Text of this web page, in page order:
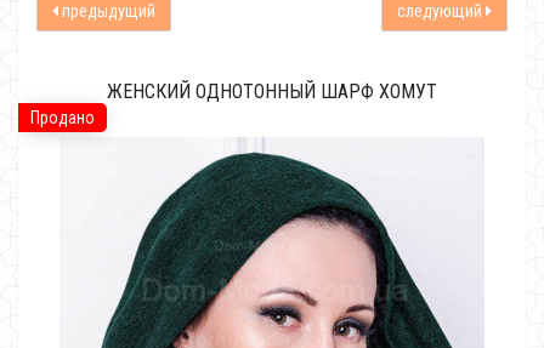
предыдущий следующий
Продано
ЖЕНСКИЙ ОДНОТОННЫЙ ШАРФ ХОМУТ